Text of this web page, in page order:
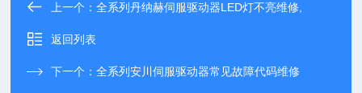
上一个：全系列丹纳赫伺服驱动器LED灯不亮维修,
返回列表
下一个：全系列安川伺服驱动器常见故障代码维修